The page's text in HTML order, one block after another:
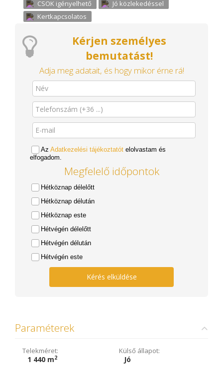
CSOK igényelhető
Jó közlekedéssel
Kertkapcsolatos
Kérjen személyes
bemutatást!
Adja meg adatait, és hogy mikor érne rá!
Az Adatkezelési tájékoztatót elolvastam és
elfogadom.
Megfelelő időpontok
Hétköznap délelőtt
Hétköznap délután
Hétköznap este
Hétvégén délelőtt
Hétvégén délután
Hétvégén este
Kérés elküldése
Paraméterek
Telekméret:
1 440 m2
Külső állapot:
Jó